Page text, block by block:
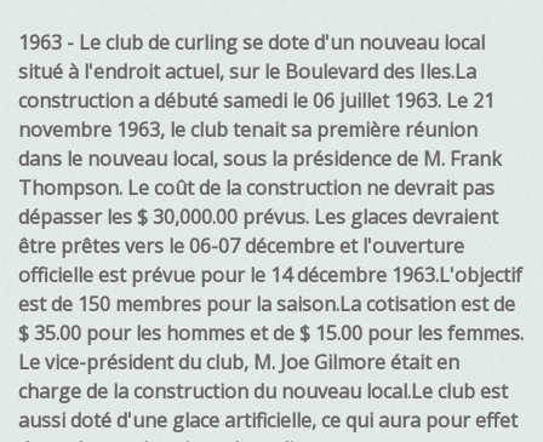
1963 - Le club de curling se dote d'un nouveau local
situé à l'endroit actuel, sur le Boulevard des Iles.La
construction a débuté samedi le 06 juillet 1963. Le 21
novembre 1963, le club tenait sa première réunion
dans le nouveau local, sous la présidence de M. Frank
Thompson. Le coût de la construction ne devrait pas
dépasser les $ 30,000.00 prévus. Les glaces devraient
être prêtes vers le 06-07 décembre et l'ouverture
officielle est prévue pour le 14 décembre 1963.L'objectif
est de 150 membres pour la saison.La cotisation est de
$ 35.00 pour les hommes et de $ 15.00 pour les femmes.
Le vice-président du club, M. Joe Gilmore était en
charge de la construction du nouveau local.Le club est
aussi doté d'une glace artificielle, ce qui aura pour effet